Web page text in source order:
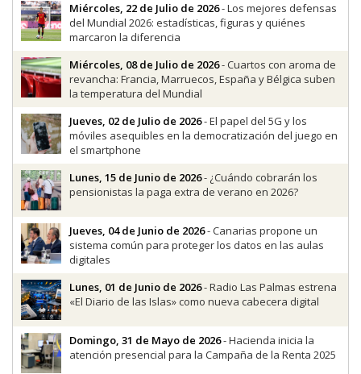
Miércoles, 22 de Julio de 2026- Los mejores defensas
del Mundial 2026: estadísticas, figuras y quiénes
marcaron la diferencia
Miércoles, 08 de Julio de 2026- Cuartos con aroma de
revancha: Francia, Marruecos, España y Bélgica suben
la temperatura del Mundial
Jueves, 02 de Julio de 2026- El papel del 5G y los
móviles asequibles en la democratización del juego en
el smartphone
Lunes, 15 de Junio de 2026- ¿Cuándo cobrarán los
pensionistas la paga extra de verano en 2026?
Jueves, 04 de Junio de 2026- Canarias propone un
sistema común para proteger los datos en las aulas
digitales
Lunes, 01 de Junio de 2026- Radio Las Palmas estrena
«El Diario de las Islas» como nueva cabecera digital
Domingo, 31 de Mayo de 2026- Hacienda inicia la
atención presencial para la Campaña de la Renta 2025